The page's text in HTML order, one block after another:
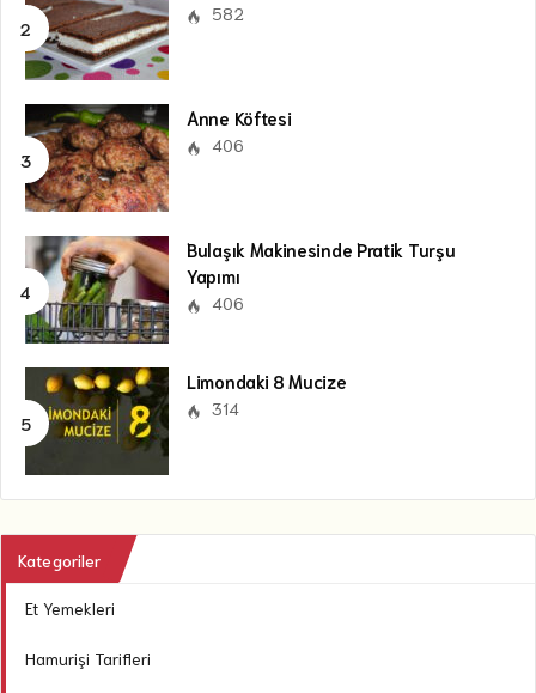
582
Anne Köftesi
406
Bulaşık Makinesinde Pratik Turşu
Yapımı
406
Limondaki 8 Mucize
314
Kategoriler
Et Yemekleri
Hamurişi Tarifleri